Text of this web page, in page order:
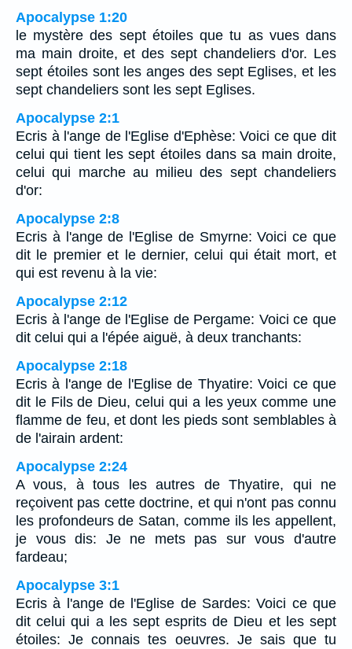
Apocalypse 1:20
le mystère des sept étoiles que tu as vues dans
ma main droite, et des sept chandeliers d'or. Les
sept étoiles sont les anges des sept Eglises, et les
sept chandeliers sont les sept Eglises.
Apocalypse 2:1
Ecris à l'ange de l'Eglise d'Ephèse: Voici ce que dit
celui qui tient les sept étoiles dans sa main droite,
celui qui marche au milieu des sept chandeliers
d'or:
Apocalypse 2:8
Ecris à l'ange de l'Eglise de Smyrne: Voici ce que
dit le premier et le dernier, celui qui était mort, et
qui est revenu à la vie:
Apocalypse 2:12
Ecris à l'ange de l'Eglise de Pergame: Voici ce que
dit celui qui a l'épée aiguë, à deux tranchants:
Apocalypse 2:18
Ecris à l'ange de l'Eglise de Thyatire: Voici ce que
dit le Fils de Dieu, celui qui a les yeux comme une
flamme de feu, et dont les pieds sont semblables à
de l'airain ardent:
Apocalypse 2:24
A vous, à tous les autres de Thyatire, qui ne
reçoivent pas cette doctrine, et qui n'ont pas connu
les profondeurs de Satan, comme ils les appellent,
je vous dis: Je ne mets pas sur vous d'autre
fardeau;
Apocalypse 3:1
Ecris à l'ange de l'Eglise de Sardes: Voici ce que
dit celui qui a les sept esprits de Dieu et les sept
étoiles: Je connais tes oeuvres. Je sais que tu